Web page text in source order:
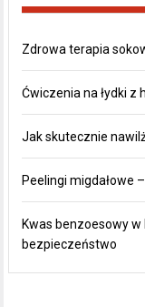
Zdrowa terapia
Ćwiczenia na łydki
Jak skutecznie
Peelingi migdałowe
Kwas benzoesowy
bezpieczeństwo